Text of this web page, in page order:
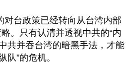
对台政策已经转向从台湾内部
。只有认清并透视中共的“内
共并吞台湾的暗黑手法，才能
队”的危机。